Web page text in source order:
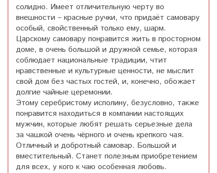
солидно. Имеет отличительную черту во
внешности – красные ручки, что придаёт самовару
особый, свойственный только ему, шарм.
Царскому самовару понравится жить в просторном
доме, в очень большой и дружной семье, которая
соблюдает национальные традиции, чтит
нравственные и культурные ценности, не мыслит
свой дом без частых гостей, и, конечно, обожает
долгие чайные церемонии.
Этому серебристому исполину, безусловно, также
понравится находиться в компании настоящих
мужчин, которые любят решать серьезные дела
за чашкой очень чёрного и очень крепкого чая.
Отличный и добротный самовар. Большой и
вместительный. Станет полезным приобретением
для всех, у кого к чаю особенная любовь.